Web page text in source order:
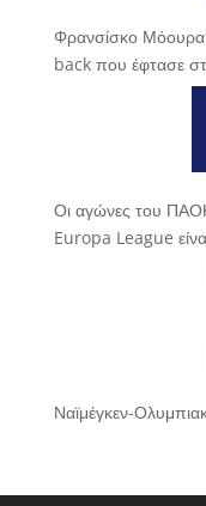
Φρανσίσκο
back που έφτασε
Οι αγώνες του
Europa League
Ναϊμέγκεν-